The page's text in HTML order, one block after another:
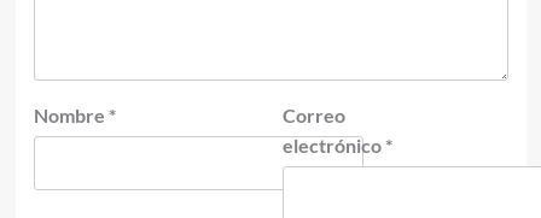
Nombre *
Correo
electrónico *